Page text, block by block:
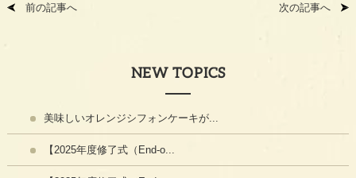
前の記事へ 次の記事へ
NEW TOPICS
美味しいオレンジシフォンケーキが...
【2025年度修了式（End-o...